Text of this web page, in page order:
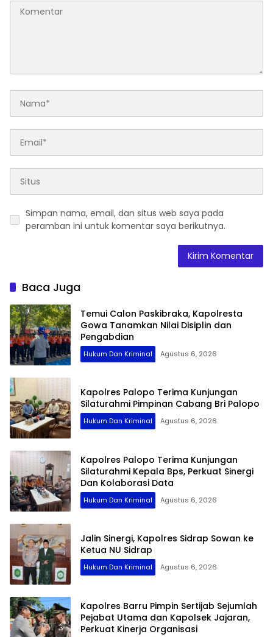
Simpan nama, email, dan situs web saya pada
peramban ini untuk komentar saya berikutnya.
Baca Juga
Temui Calon Paskibraka, Kapolresta
Gowa Tanamkan Nilai Disiplin dan
Pengabdian
Hukum Dan Kriminal Agustus 6, 2026
Kapolres Palopo Terima Kunjungan
Silaturahmi Pimpinan Cabang Bri Palopo
Hukum Dan Kriminal Agustus 6, 2026
Kapolres Palopo Terima Kunjungan
Silaturahmi Kepala Bps, Perkuat Sinergi
Dan Kolaborasi Data
Hukum Dan Kriminal Agustus 6, 2026
Jalin Sinergi, Kapolres Sidrap Sowan ke
Ketua NU Sidrap
Hukum Dan Kriminal Agustus 6, 2026
Kapolres Barru Pimpin Sertijab Sejumlah
Pejabat Utama dan Kapolsek Jajaran,
Perkuat Kinerja Organisasi